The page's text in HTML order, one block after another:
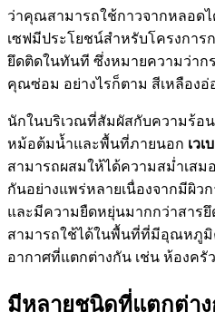
ว่าคุณสามารถใช้กาวจากหลอดไ
เซฟมีประโยชน์สำหรับโครงการ
ยึดติดในทันที ซึ่งหมายความว่าก
คุณซ่อม อย่างไรก็ตาม สีเหลือง
นักในบริเวณที่สัมผัสกับความร้อ
หม้อต้มน้ำและพื้นที่ภายนอก เวเ
สามารถผสมให้ได้ความสม่ำเสม
กันอย่างแพร่หลายเนื่องจากมีผิว
และมีความยืดหยุ่นมากกว่าสาร
สามารถใช้ได้ในพื้นที่ที่มีอุณหภู
อากาศที่แตกต่างกัน เช่น ห้องค
มีหลายชนิดที่แตกต่า